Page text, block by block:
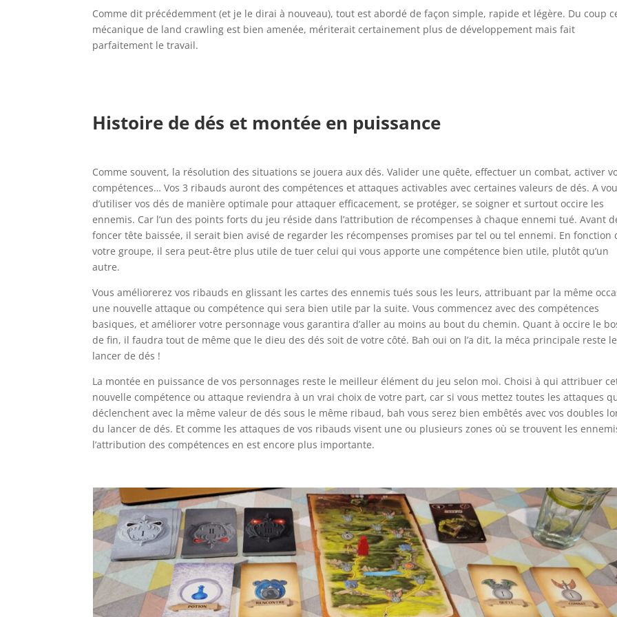
Comme dit précédemment (et je le dirai à nouveau), tout est abordé de façon simple, rapide et légère. Du coup
mécanique de land crawling est bien amenée, mériterait certainement plus de développement mais fait
parfaitement le travail.
Histoire de dés et montée en puissance
Comme souvent, la résolution des situations se jouera aux dés. Valider une quête, effectuer un combat, activer
compétences… Vos 3 ribauds auront des compétences et attaques activables avec certaines valeurs de dés. A
d’utiliser vos dés de manière optimale pour attaquer efficacement, se protéger, se soigner et surtout occire les
ennemis. Car l’un des points forts du jeu réside dans l’attribution de récompenses à chaque ennemi tué. Avant
foncer tête baissée, il serait bien avisé de regarder les récompenses promises par tel ou tel ennemi. En fonction
votre groupe, il sera peut-être plus utile de tuer celui qui vous apporte une compétence bien utile, plutôt qu’un
autre.
Vous améliorerez vos ribauds en glissant les cartes des ennemis tués sous les leurs, attribuant par la même
une nouvelle attaque ou compétence qui sera bien utile par la suite. Vous commencez avec des compétences
basiques, et améliorer votre personnage vous garantira d’aller au moins au bout du chemin. Quant à occire le
de fin, il faudra tout de même que le dieu des dés soit de votre côté. Bah oui on l’a dit, la méca principale reste le
lancer de dés !
La montée en puissance de vos personnages reste le meilleur élément du jeu selon moi. Choisi à qui attribuer
nouvelle compétence ou attaque reviendra à un vrai choix de votre part, car si vous mettez toutes les attaques
déclenchent avec la même valeur de dés sous le même ribaud, bah vous serez bien embêtés avec vos doubles
du lancer de dés. Et comme les attaques de vos ribauds visent une ou plusieurs zones où se trouvent les
l’attribution des compétences en est encore plus importante.